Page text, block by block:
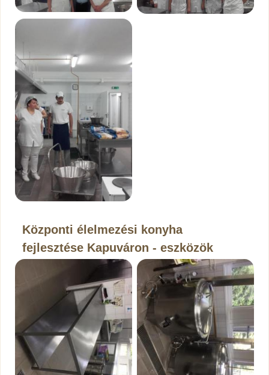
Központi élelmezési konyha
fejlesztése Kapuváron - eszközök